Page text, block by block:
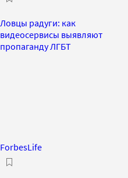
Ловцы радуги: как
видеосервисы выявляют
пропаганду ЛГБТ
ForbesLife